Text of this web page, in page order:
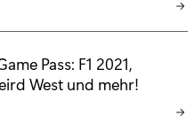
Pass: F1 2021,
West und mehr!